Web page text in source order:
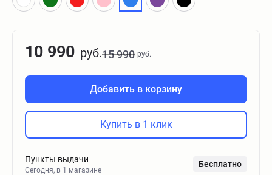
10 990 руб.15 990 руб.
Добавить в корзину
Купить в 1 клик
Пункты выдачи
Сегодня, в 1 магазине
Бесплатно